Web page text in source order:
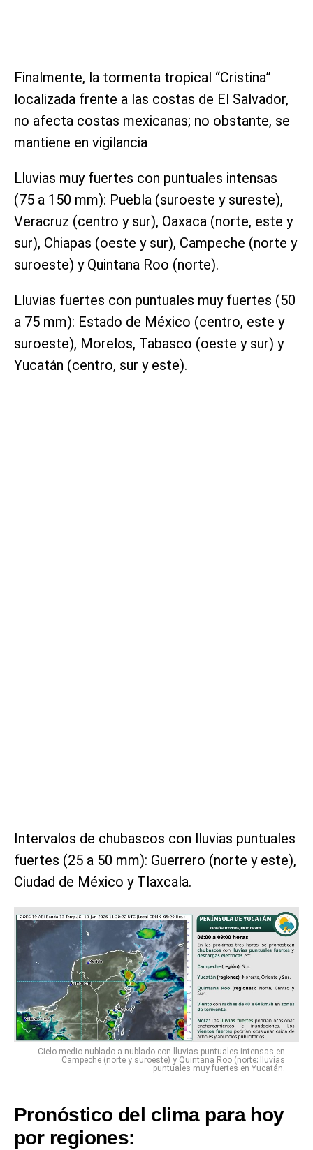
Finalmente, la tormenta tropical “Cristina”
localizada frente a las costas de El Salvador,
no afecta costas mexicanas; no obstante, se
mantiene en vigilancia
Lluvias muy fuertes con puntuales intensas
(75 a 150 mm): Puebla (suroeste y sureste),
Veracruz (centro y sur), Oaxaca (norte, este y
sur), Chiapas (oeste y sur), Campeche (norte y
suroeste) y Quintana Roo (norte).
Lluvias fuertes con puntuales muy fuertes (50
a 75 mm): Estado de México (centro, este y
suroeste), Morelos, Tabasco (oeste y sur) y
Yucatán (centro, sur y este).
Intervalos de chubascos con lluvias puntuales
fuertes (25 a 50 mm): Guerrero (norte y este),
Ciudad de México y Tlaxcala.
Cielo medio nublado a nublado con lluvias puntuales intensas en
Campeche (norte y suroeste) y Quintana Roo (norte; lluvias
puntuales muy fuertes en Yucatán.
Pronóstico del clima para hoy
por regiones: